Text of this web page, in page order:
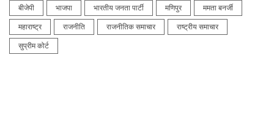
बीजेपी भाजपा भारतीय जनता पार्टी मणिपुर ममता बनर्जी
महाराष्ट्र राजनीति राजनीतिक समाचार राष्ट्रीय समाचार
सुप्रीम कोर्ट